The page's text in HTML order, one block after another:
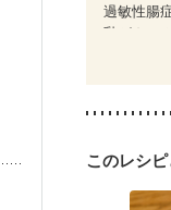
過敏性腸
乳がん（
このレシ